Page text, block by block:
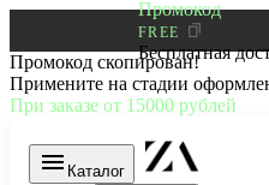
Промокод
FREE
Бесплатная
Промокод скопирован!
Примените на стадии
При заказе от 15000 рублей
Каталог